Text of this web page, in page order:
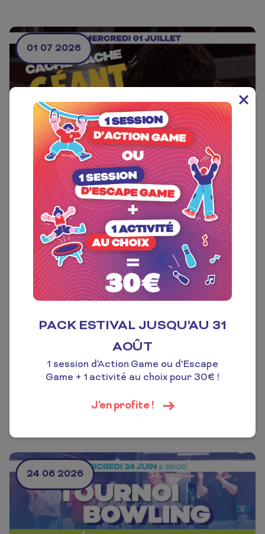
PACK ESTIVAL JUSQU'AU 31
AOÛT
1 session d'Action Game ou d'Escape
Game + 1 activité au choix pour 30€ !
J'en profite !
01 07 2026
BILLARDS ET JEUX D'ARCADE, EVÉNEMENT, KIDS
PARC, TRAMPOLINE PARC
Cache-Cache Géant chez UP2PLAY
Cache-Cache Géant : saurez-vous trouver la
meilleure... En savoir plus
30 06 2026
Initiez-vous au crochet avec Alexia Crochète 🧶
24 06 2026